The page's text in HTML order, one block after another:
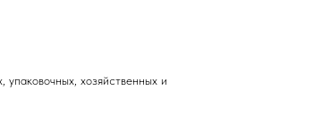
хозяйственных и